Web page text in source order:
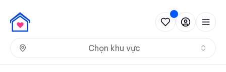
Chọn khu vực